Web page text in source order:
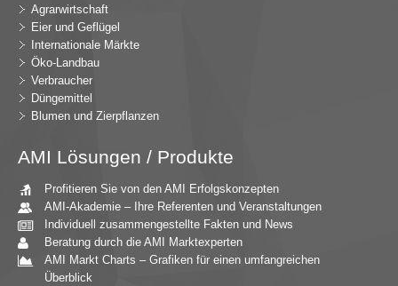
Agrarwirtschaft
Eier und Geflügel
Internationale Märkte
Öko-Landbau
Verbraucher
Düngemittel
Blumen und Zierpflanzen
AMI Lösungen / Produkte
Profitieren Sie von den AMI Erfolgskonzepten
AMI-Akademie – Ihre Referenten und Veranstaltungen
Individuell zusammengestellte Fakten und News
Beratung durch die AMI Marktexperten
AMI Markt Charts – Grafiken für einen umfangreichen
Überblick